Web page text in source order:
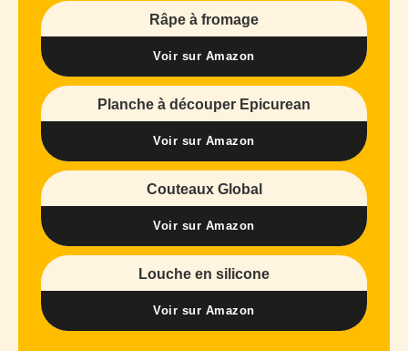
Râpe à fromage
Voir sur Amazon
Planche à découper Epicurean
Voir sur Amazon
Couteaux Global
Voir sur Amazon
Louche en silicone
Voir sur Amazon